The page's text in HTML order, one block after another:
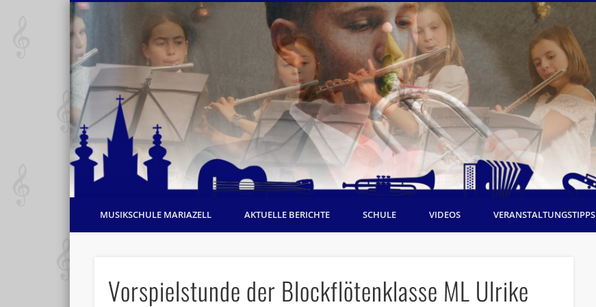
MUSIKSCHULE MARIAZELL AKTUELLE BERICHTE SCHULE VIDEOS VERANSTALTUNGSTIPPS
Vorspielstunde der Blockflötenklasse ML Ulrike